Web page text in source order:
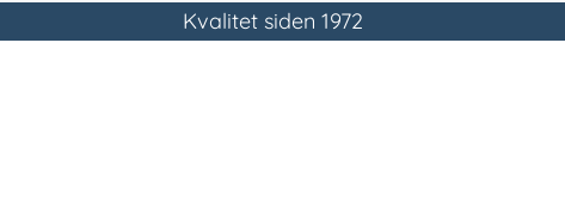
Kvalitet siden 1972